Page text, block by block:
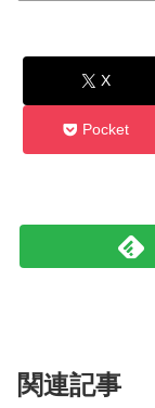
X
Pocket
関連記事